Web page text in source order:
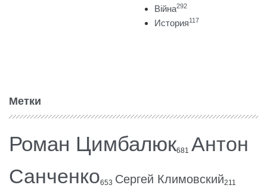
Війна292
История117
Метки
Роман Цимбалюк681 Антон
Санченко653 Сергей Климовский211